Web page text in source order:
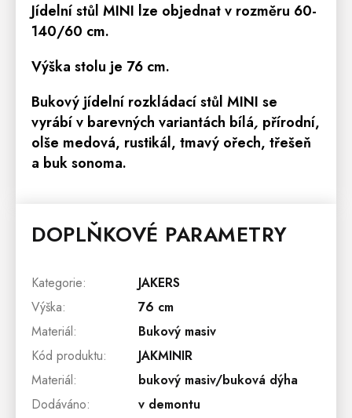
Jídelní stůl MINI lze objednat v rozměru 60-
140/60 cm.
Výška stolu je 76 cm.
Bukový jídelní rozkládací stůl MINI se
vyrábí v barevných variantách bílá, přírodní,
olše medová, rustikál, tmavý ořech, třešeň
a buk sonoma.
DOPLŇKOVÉ PARAMETRY
Kategorie:
JAKERS
Výška:
76 cm
Materiál:
Bukový masiv
Kód produktu:
JAKMINIR
Materiál:
bukový masiv/buková dýha
Dodáváno: v demontu